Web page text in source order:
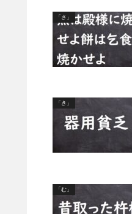
「さ」
「き」
「む」